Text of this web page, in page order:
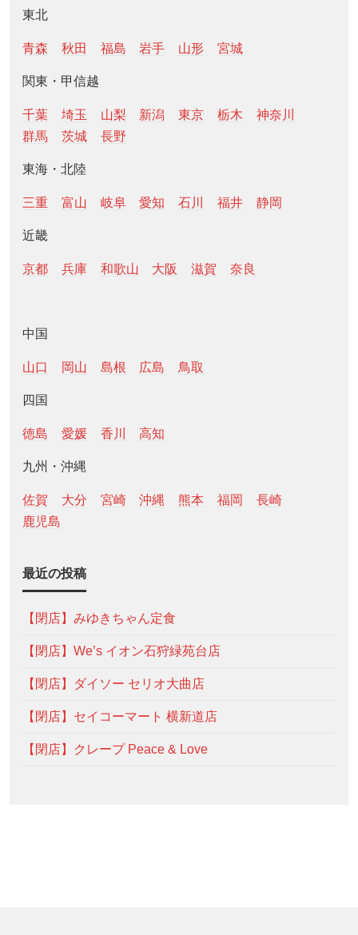
東北
青森 秋田 福島 岩手 山形 宮城
関東・甲信越
千葉 埼玉 山梨 新潟 東京 栃木
神奈川
群馬
茨城 長野
東海・北陸
三重 富山 岐阜 愛知 石川 福井 静岡
近畿
京都 兵庫 和歌山 大阪 滋賀 奈良
中国
山口 岡山 島根 広島 鳥取
四国
徳島 愛媛 香川 高知
九州・沖縄
佐賀 大分 宮崎 沖縄 熊本 福岡
長崎
鹿児島
最近の投稿
【閉店】みゆきちゃん定食
【閉店】We’s イオン石狩緑苑台店
【閉店】ダイソー セリオ大曲店
【閉店】セイコーマート 横新道店
【閉店】クレープ Peace & Love